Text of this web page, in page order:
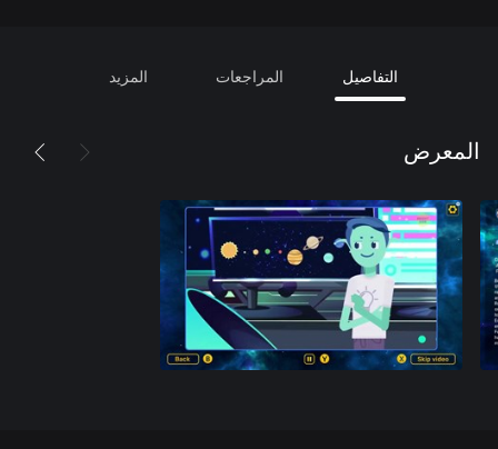
التفاصيل المراجعات المزيد
المعرض